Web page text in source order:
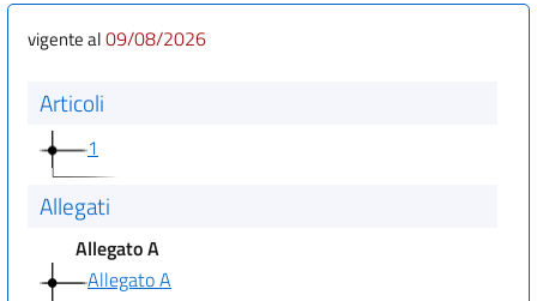
vigente al09/08/2026
Articoli
1
Allegati
Allegato A
Allegato A